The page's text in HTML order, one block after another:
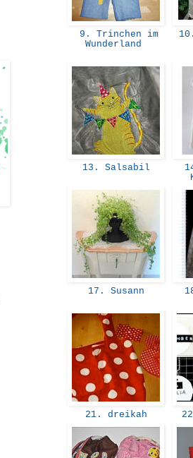
9. Trinchen im
Wunderland
13. Salsabil
17. Susann
21. dreikah